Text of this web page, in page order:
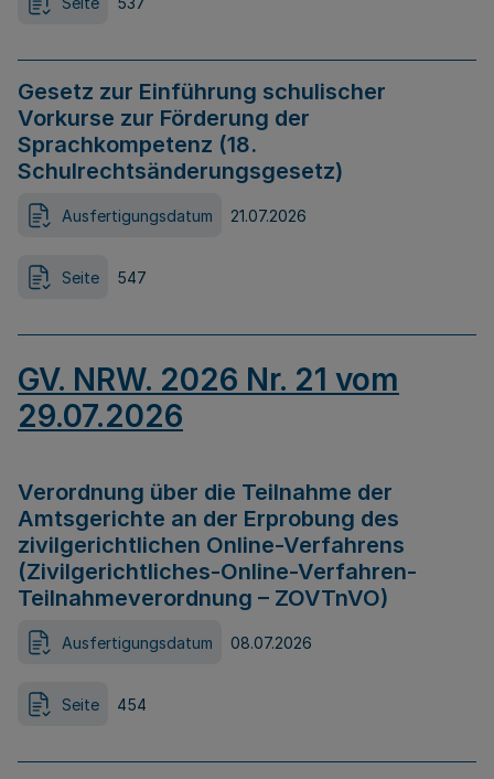
Gesetz zur Einführung schulischer
Vorkurse zur Förderung der
Sprachkompetenz (18.
Schulrechtsänderungsgesetz)
Ausfertigungsdatum 21.07.2026
Seite 547
GV. NRW. 2026 Nr. 21 vom
29.07.2026
Verordnung über die Teilnahme der
Amtsgerichte an der Erprobung des
zivilgerichtlichen Online-Verfahrens
(Zivilgerichtliches-Online-Verfahren-
Teilnahmeverordnung – ZOVTnVO)
Ausfertigungsdatum 08.07.2026
Seite 454